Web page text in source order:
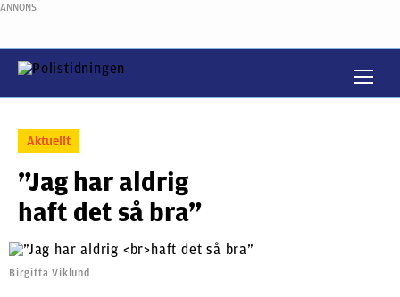
ANNONS
Aktuellt
”Jag har aldrig
haft det så bra”
Birgitta Viklund